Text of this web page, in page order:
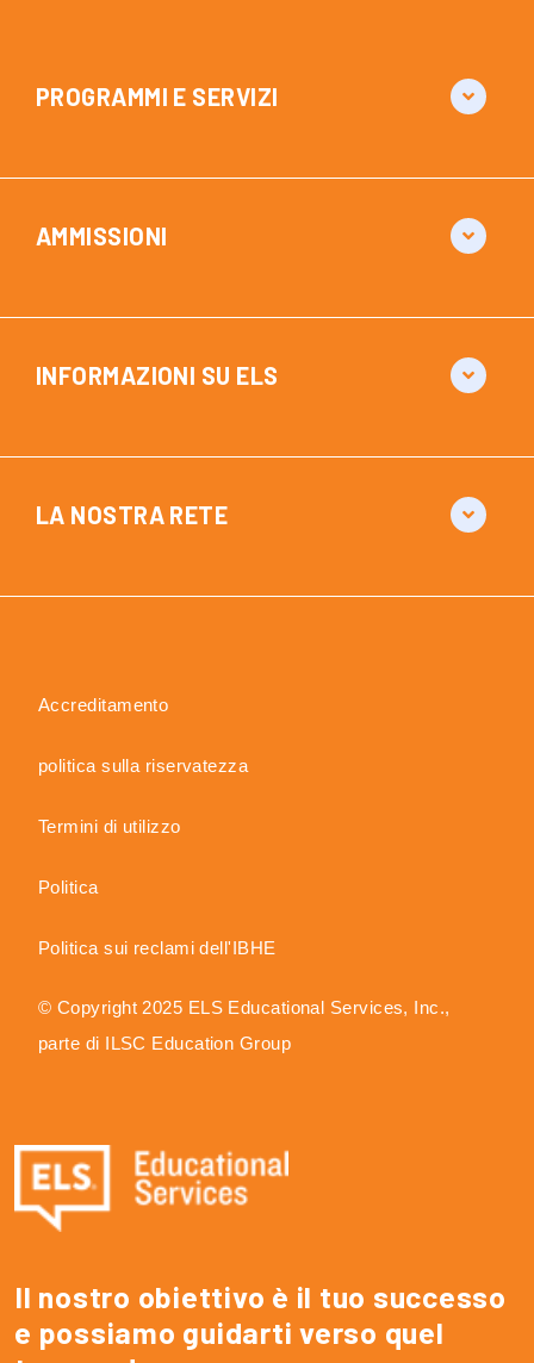
Il nostro obiettivo è il tuo successo
e possiamo guidarti verso quel
PROGRAMMI E SERVIZI
AMMISSIONI
INFORMAZIONI SU ELS
LA NOSTRA RETE
Accreditamento
politica sulla riservatezza
Termini di utilizzo
Politica
Politica sui reclami dell'IBHE
© Copyright 2025 ELS Educational Services, Inc.,
parte di ILSC Education Group